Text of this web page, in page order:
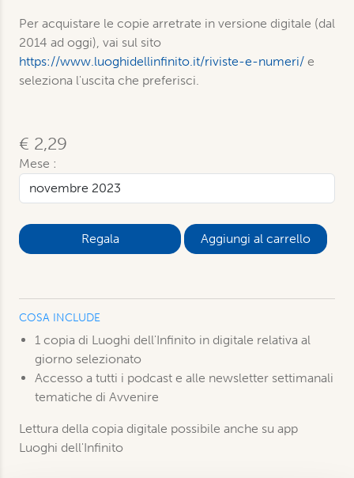
Per acquistare le copie arretrate in versione digitale (dal
2014 ad oggi), vai sul sito
https://www.luoghidellinfinito.it/riviste-e-numeri/ e
seleziona l'uscita che preferisci.
€ 2,29
Mese :
Aggiungi al carrello
COSA INCLUDE
1 copia di Luoghi dell'Infinito in digitale relativa al
giorno selezionato
Accesso a tutti i podcast e alle newsletter settimanali
tematiche di Avvenire
Lettura della copia digitale possibile anche su app
Luoghi dell'Infinito